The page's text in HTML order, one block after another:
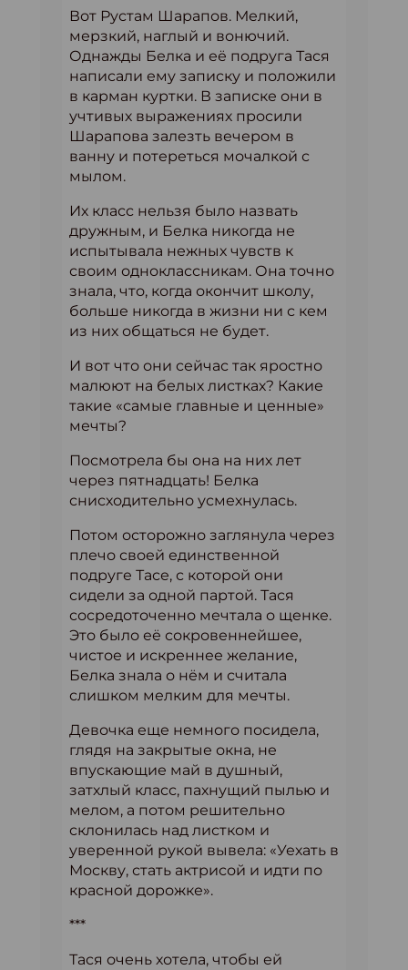
Вот Рустам Шарапов. Мелкий,
мерзкий, наглый и вонючий.
Однажды Белка и её подруга Тася
написали ему записку и положили
в карман куртки. В записке они в
учтивых выражениях просили
Шарапова залезть вечером в
ванну и потереться мочалкой с
мылом.
Их класс нельзя было назвать
дружным, и Белка никогда не
испытывала нежных чувств к
своим одноклассникам. Она точно
знала, что, когда окончит школу,
больше никогда в жизни ни с кем
из них общаться не будет.
И вот что они сейчас так яростно
малюют на белых листках? Какие
такие «самые главные и ценные»
мечты?
Посмотрела бы она на них лет
через пятнадцать! Белка
снисходительно усмехнулась.
Потом осторожно заглянула через
плечо своей единственной
подруге Тасе, с которой они
сидели за одной партой. Тася
сосредоточенно мечтала о щенке.
Это было её сокровеннейшее,
чистое и искреннее желание,
Белка знала о нём и считала
слишком мелким для мечты.
Девочка еще немного посидела,
глядя на закрытые окна, не
впускающие май в душный,
затхлый класс, пахнущий пылью и
мелом, а потом решительно
склонилась над листком и
уверенной рукой вывела: «Уехать в
Москву, стать актрисой и идти по
красной дорожке».
***
Тася очень хотела, чтобы ей